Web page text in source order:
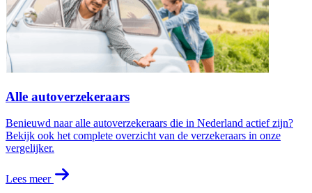
Alle autoverzekeraars
Benieuwd naar alle autoverzekeraars die in Nederland actief zijn?
Bekijk ook het complete overzicht van de verzekeraars in onze
vergelijker.
Lees meer